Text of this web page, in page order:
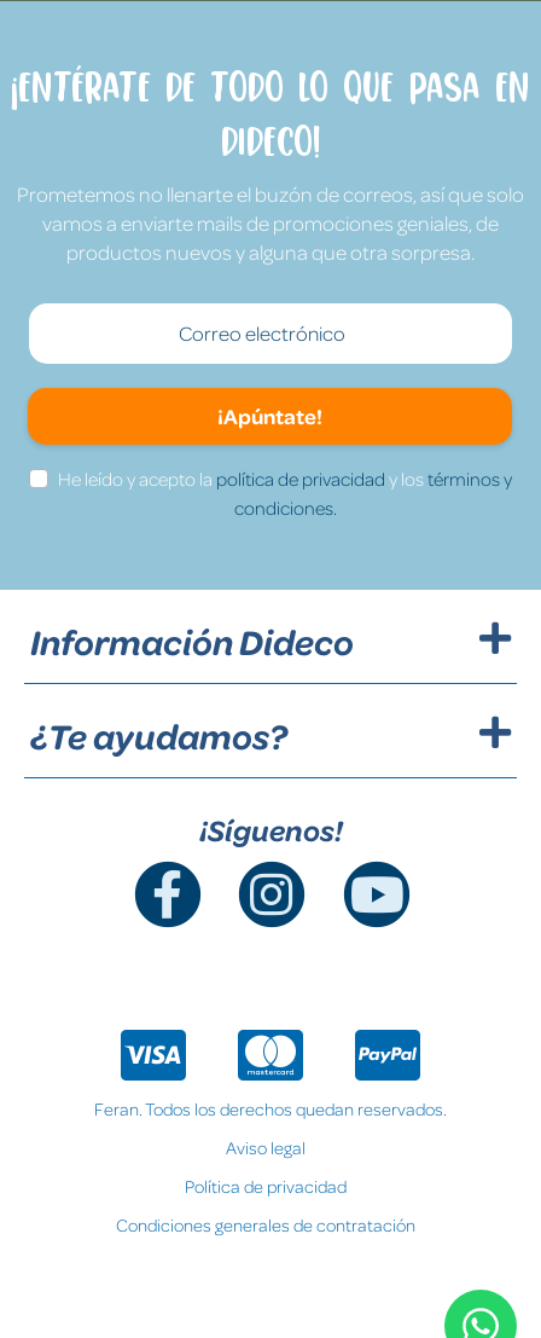
¡Entérate de todo lo que pasa en
Dideco!
Prometemos no llenarte el buzón de correos, así que solo
vamos a enviarte mails de promociones geniales, de
productos nuevos y alguna que otra sorpresa.
¡Apúntate!
He leído y acepto la política de privacidad y lostérminos y
condiciones.
Información Dideco
¿Te ayudamos?
¡Síguenos!
Feran. Todos los derechos quedan reservados.
Aviso legal
Política de privacidad
Condiciones generales de contratación